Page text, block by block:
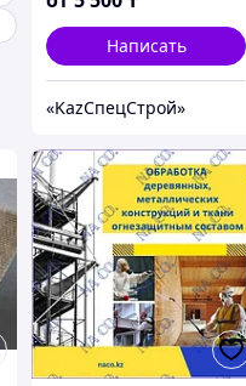
Написать
«KazСпецСтрой»